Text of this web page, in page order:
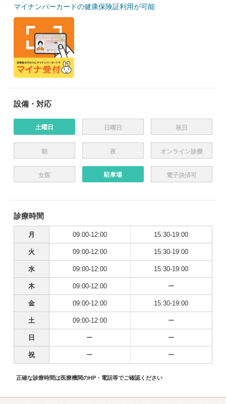
マイナンバーカードの健康保険証利用が可能
設備・対応
土曜日 日曜日 祝日
朝 夜 オンライン診療
女医 駐車場 電子決済可
診療時間
月 09:00-12:00 15:30-19:00
火 09:00-12:00 15:30-19:00
水 09:00-12:00 15:30-19:00
木 09:00-12:00 ー
金 09:00-12:00 15:30-19:00
土 09:00-12:00 ー
日 ー ー
祝 ー ー
正確な診療時間は医療機関のHP・電話等でご確認ください